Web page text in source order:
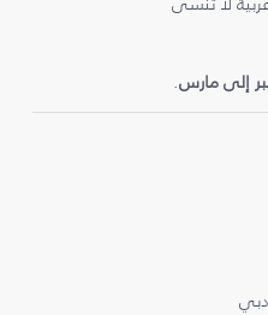
إلى مارس.
دبي